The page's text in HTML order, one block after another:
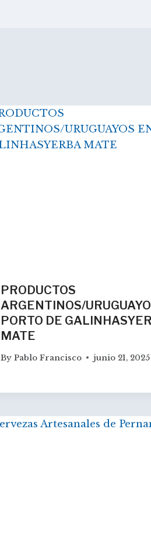
PRODUCTOS
ARGENTINOS/
PORTO DE
MATE
By Pablo Francisco junio 21, 2025